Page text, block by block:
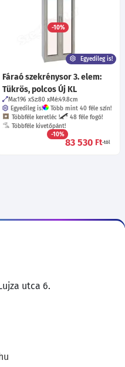
Többféle kivetőpánt!
-10%
61 660
Egyedileg is!
Fáraó szekrénysor 3. elem:
Tükrös, polcos Új KL
Ma:196 Sz:80 Mé:49.8cm
Egyedileg is!
Több mint 40 féle szín!
Többféle keretléc !
48 féle fogó!
Többféle kivetőpánt!
-10%
83 530 Ft-tól
utca 6.